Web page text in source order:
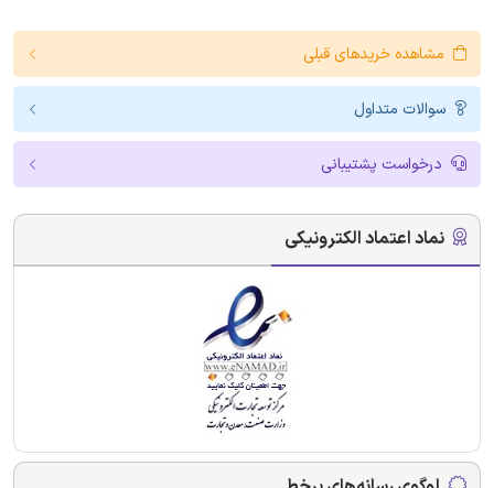
مشاهده خریدهای قبلی
سوالات متداول
درخواست پشتیبانی
نماد اعتماد الکترونیکی